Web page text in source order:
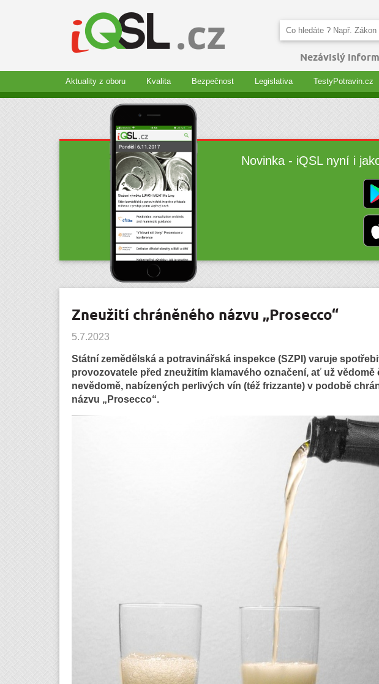
Nezávislý
Aktuality z oboru Kvalita Bezpečnost Legislativa TestyPotravin.cz
Novinka - iQSL nyní i
Zneužití chráněného názvu „Prosecco“
5.7.2023
Státní zemědělská a potravinářská inspekce (SZPI) varuje
provozovatele před zneužitím klamavého označení, ať už vědomě
nevědomě, nabízených perlivých vín (též frizzante) v podobě
názvu „Prosecco“.